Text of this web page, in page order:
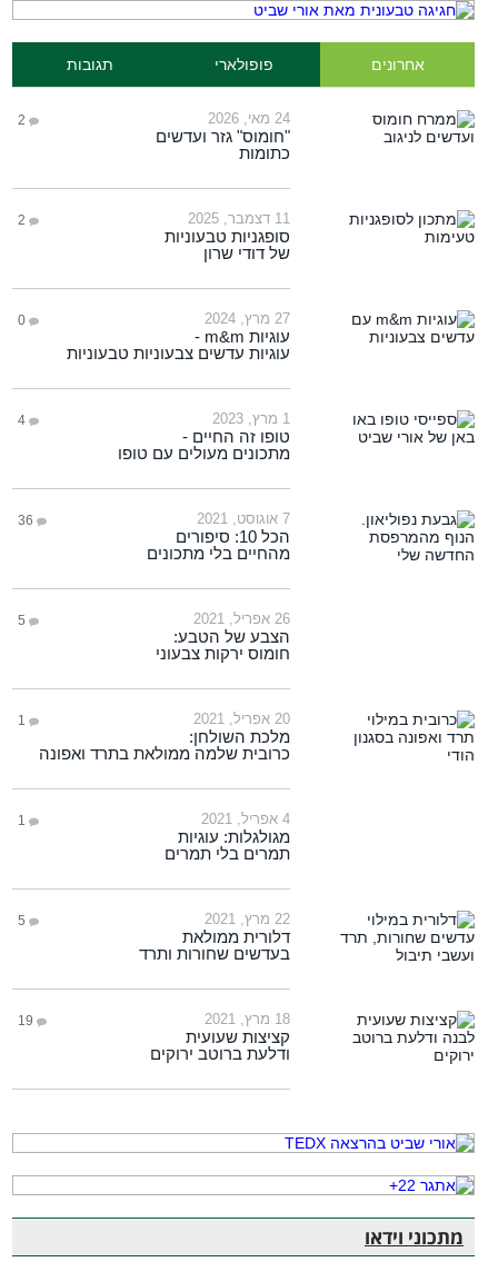
אחרונים פופולארי תגובות
24 מאי, 2026 2
"חומוס" גזר ועדשים
כתומות
11 דצמבר, 2025 2
סופגניות טבעוניות
של דודי שרון
27 מרץ, 2024 0
עוגיות m&m -
עוגיות עדשים צבעוניות טבעוניות
1 מרץ, 2023 4
טופו זה החיים -
מתכונים מעולים עם טופו
7 אוגוסט, 2021 36
הכל 10: סיפורים
מהחיים בלי מתכונים
26 אפריל, 2021 5
הצבע של הטבע:
חומוס ירקות צבעוני
20 אפריל, 2021 1
מלכת השולחן:
כרובית שלמה ממולאת בתרד ואפונה
4 אפריל, 2021 1
מגולגלות: עוגיות
תמרים בלי תמרים
22 מרץ, 2021 5
דלורית ממולאת
בעדשים שחורות ותרד
18 מרץ, 2021 19
קציצות שעועית
ודלעת ברוטב ירוקים
מתכוני וידאו